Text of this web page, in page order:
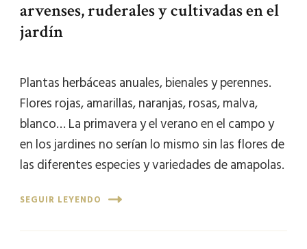
arvenses, ruderales y cultivadas en el
jardín
Plantas herbáceas anuales, bienales y perennes.
Flores rojas, amarillas, naranjas, rosas, malva,
blanco… La primavera y el verano en el campo y
en los jardines no serían lo mismo sin las flores de
las diferentes especies y variedades de amapolas.
SEGUIR LEYENDO